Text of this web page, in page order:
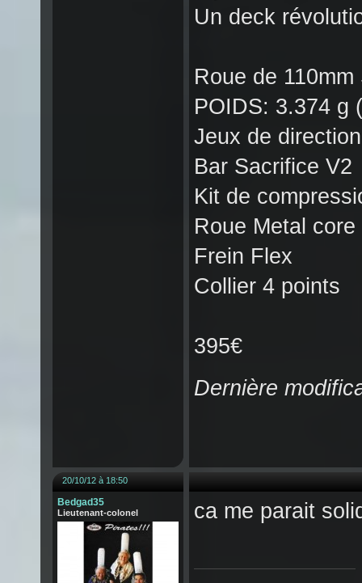
Un deck
Roue de
POIDS: 3.374 g
Jeux de
Bar Sacrifice V2
Kit de
Roue Metal
Frein Flex
Collier 4 points
395€
Dernière
20/10/12 à 18:50
Bedgad35
Lieutenant-colonel ca me parait